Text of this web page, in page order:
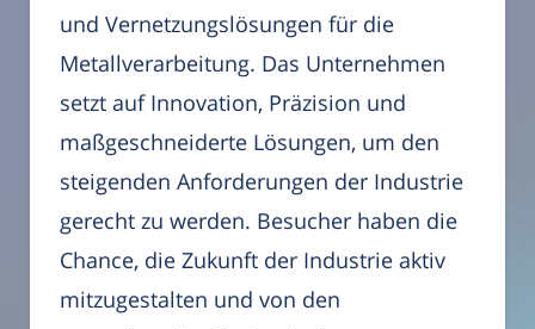
und Vernetzungslösungen für die
Metallverarbeitung. Das Unternehmen
setzt auf Innovation, Präzision und
maßgeschneiderte Lösungen, um den
steigenden Anforderungen der Industrie
gerecht zu werden. Besucher haben die
Chance, die Zukunft der Industrie aktiv
mitzugestalten und von den